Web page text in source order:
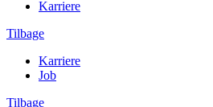
Karriere
Tilbage
Karriere
Job
Tilbage